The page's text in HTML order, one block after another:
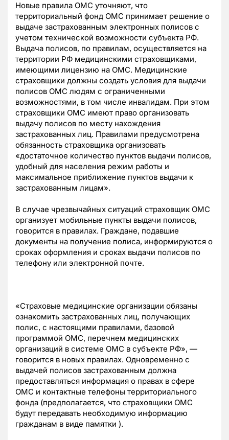
Новые правила ОМС уточняют, что
территориальный фонд ОМС принимает решение о
выдаче застрахованным электронных полисов с
учетом технической возможности субъекта РФ.
Выдача полисов, по правилам, осуществляется на
территории РФ медицинскими страховщиками,
имеющими лицензию на ОМС. Медицинские
страховщики должны создать условия для выдачи
полисов ОМС людям с ограниченными
возможностями, в том числе инвалидам. При этом
страховщики ОМС имеют право организовать
выдачу полисов по месту нахождения
застрахованных лиц. Правилами предусмотрена
обязанность страховщика организовать
«достаточное количество пунктов выдачи полисов,
удобный для населения режим работы и
максимальное приближение пунктов выдачи к
застрахованным лицам».
В случае чрезвычайных ситуаций страховщик ОМС
организует мобильные пункты выдачи полисов,
говорится в правилах. Граждане, подавшие
документы на получение полиса, информируются о
сроках оформления и сроках выдачи полисов по
телефону или электронной почте.
«Страховые медицинские организации обязаны
ознакомить застрахованных лиц, получающих
полис, с настоящими правилами, базовой
программой ОМС, перечнем медицинских
организаций в системе ОМС в субъекте РФ», —
говорится в новых правилах. Одновременно с
выдачей полисов застрахованным должна
предоставляться информация о правах в сфере
ОМС и контактные телефоны территориального
фонда (предполагается, что страховщики ОМС
будут передавать необходимую информацию
гражданам в виде памятки ).